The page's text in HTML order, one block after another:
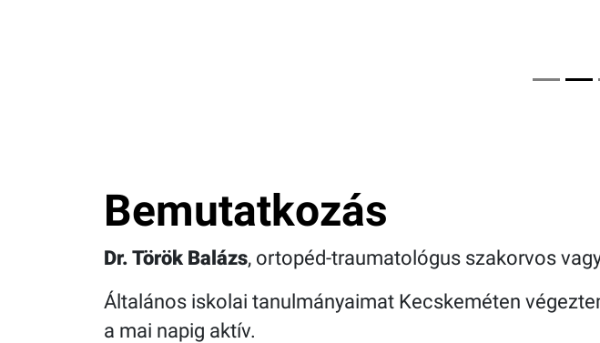
Bemutatkozás
Dr. Török Balázs, ortopéd-traumatológus szakorvos
Általános iskolai tanulmányaimat Kecskeméten
a mai napig aktív.